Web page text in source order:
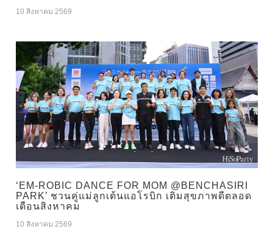
10 สิงหาคม 2569
‘EM-ROBIC DANCE FOR MOM @BENCHASIRI
PARK’ ชวนคู่แม่ลูกเต้นแอโรบิก เติมสุขภาพดีตลอด
เดือนสิงหาคม
10 สิงหาคม 2569